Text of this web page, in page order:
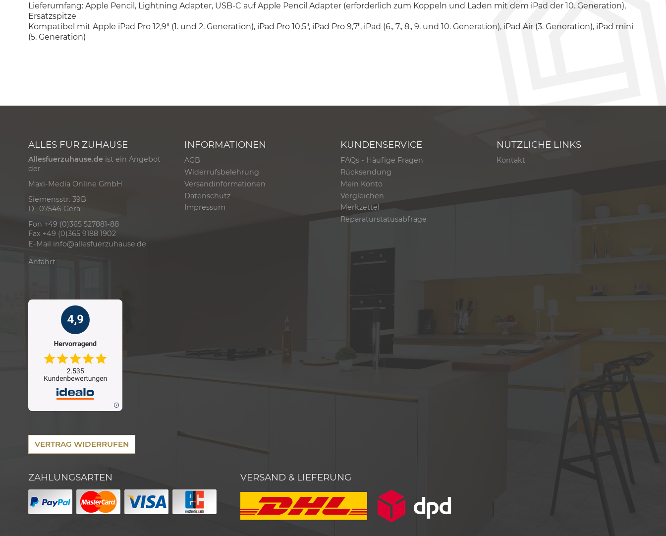
Lieferumfang: Apple Pencil, Lightning Adapter, USB-C auf Apple Pencil Adapter (erforderlich zum Koppeln und Laden mit dem iPad der 10. Generation),
Ersatzspitze
Kompatibel mit Apple iPad Pro 12,9" (1. und 2. Generation), iPad Pro 10,5", iPad Pro 9,7", iPad (6., 7., 8., 9. und 10. Generation), iPad Air (3. Generation), iPad mini
(5. Generation)
ALLES FÜR ZUHAUSE
Allesfuerzuhause.de ist ein Angebot
der
Maxi-Media Online GmbH
Siemensstr. 39B
D - 07546 Gera
Fon +49 (0)365 527881-88
Fax +49 (0)365 9188 1902
E-Mail info@allesfuerzuhause.de
Anfahrt
INFORMATIONEN
AGB
Widerrufsbelehrung
Versandinformationen
Datenschutz
Impressum
KUNDENSERVICE
FAQs - Häufige Fragen
Rücksendung
Mein Konto
Vergleichen
Merkzettel
Reparaturstatusabfrage
NÜTZLICHE LINKS
Kontakt
VERTRAG WIDERRUFEN
ZAHLUNGSARTEN VERSAND & LIEFERUNG